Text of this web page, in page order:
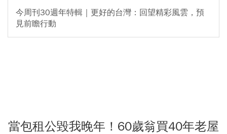
今周刊30週年特輯｜更好的台灣：回望精彩風雲，預
見前瞻行動
當包租公毀我晚年！60歲翁買40年老屋